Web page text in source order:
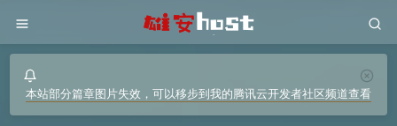
本站部分篇章图片失效，可以移步到我的腾讯云开发者社区频道查看